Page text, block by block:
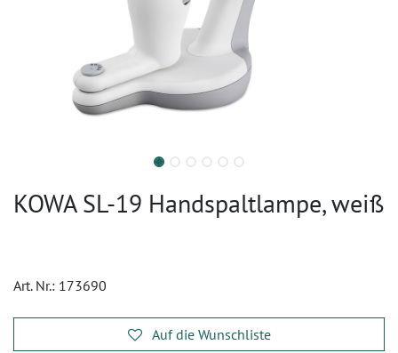
KOWA SL-19 Handspaltlampe, weiß
Art. Nr.: 173690
Auf die Wunschliste